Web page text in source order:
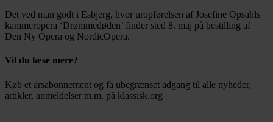
Det ved man godt i Esbjerg, hvor uropførelsen af Josefine Opsahls
kammeropera ‘Drømmedøden’ finder sted 8. maj på bestilling af
Den Ny Opera og NordicOpera.
Vil du læse mere?
Køb et årsabonnement og få ubegrænset adgang til alle nyheder,
artikler, anmeldelser m.m. på klassisk.org